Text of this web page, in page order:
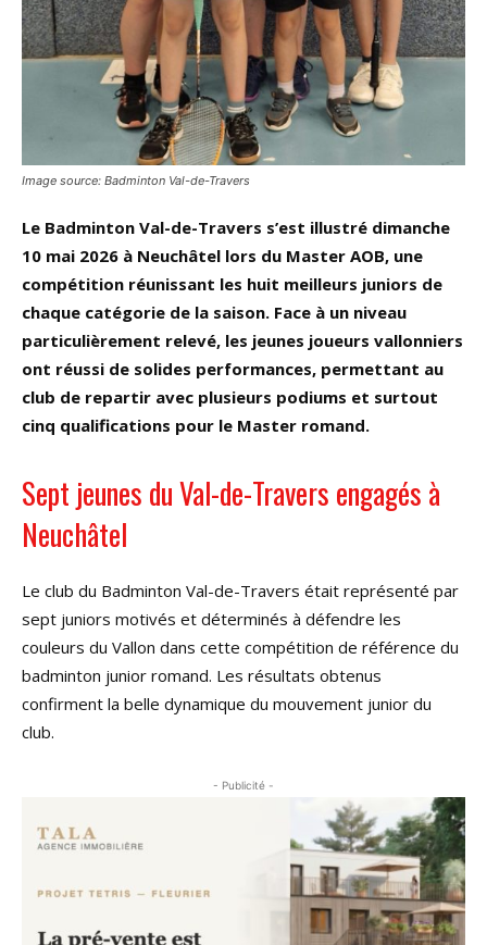
Image source: Badminton Val-de-Travers
Le Badminton Val-de-Travers s’est illustré dimanche
10 mai 2026 à Neuchâtel lors du Master AOB, une
compétition réunissant les huit meilleurs juniors de
chaque catégorie de la saison. Face à un niveau
particulièrement relevé, les jeunes joueurs vallonniers
ont réussi de solides performances, permettant au
club de repartir avec plusieurs podiums et surtout
cinq qualifications pour le Master romand.
Sept jeunes du Val-de-Travers engagés à
Neuchâtel
Le club du Badminton Val-de-Travers était représenté par
sept juniors motivés et déterminés à défendre les
couleurs du Vallon dans cette compétition de référence du
badminton junior romand. Les résultats obtenus
confirment la belle dynamique du mouvement junior du
club.
- Publicité -